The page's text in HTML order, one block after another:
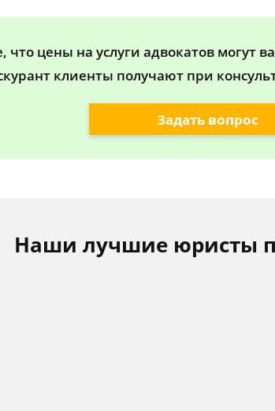
цены на услуги адвокатов могут
клиенты получают при
Задать вопрос
Наши лучшие юристы